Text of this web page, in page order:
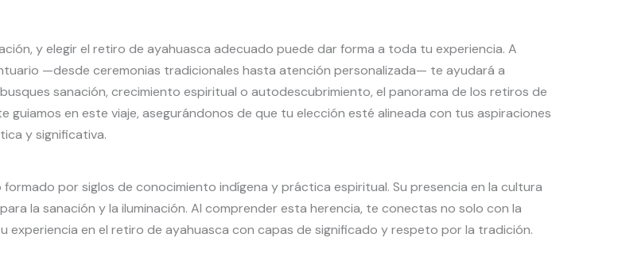
y elegir el retiro de ayahuasca adecuado puede dar forma a toda tu experiencia. A
—desde ceremonias tradicionales hasta atención personalizada— te ayudará a
sanación, crecimiento espiritual o autodescubrimiento, el panorama de los retiros de
guiamos en este viaje, asegurándonos de que tu elección esté alineada con tus aspiraciones
y significativa.
por siglos de conocimiento indígena y práctica espiritual. Su presencia en la cultura
la sanación y la iluminación. Al comprender esta herencia, te conectas no solo con la
experiencia en el retiro de ayahuasca con capas de significado y respeto por la tradición.